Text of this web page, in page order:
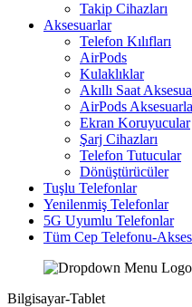
Takip Cihazları
Aksesuarlar
Telefon Kılıfları
AirPods
Kulaklıklar
Akıllı Saat
AirPods
Ekran Koruyucular
Şarj Cihazları
Telefon Tutucular
Dönüştürücüler
Tuşlu Telefonlar
Yenilenmiş Telefonlar
5G Uyumlu Telefonlar
Tüm Cep Telefonu-
Bilgisayar-Tablet